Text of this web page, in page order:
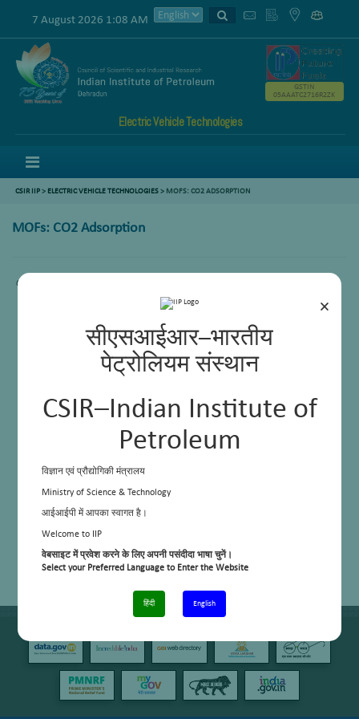
×
सीएसआईआर–भारतीय
पेट्रोलियम संस्थान
CSIR–Indian Institute of
Petroleum
विज्ञान एवं प्रौद्योगिकी मंत्रालय
Ministry of Science & Technology
आईआईपी में आपका स्वागत है।
Welcome to IIP
वेबसाइट में प्रवेश करने के लिए अपनी पसंदीदा भाषा चुनें।
Select your Preferred Language to Enter the Website
हिंदी English
7 August 2026 1:08 AM
Electric Vehicle Technologies
GSTIN
05AAATC2716R2ZK
CSIR IIP> ELECTRIC VEHICLE TECHNOLOGIES> MOFS: CO2 ADSORPTION
MOFs: CO2 Adsorption
Comming Soon.